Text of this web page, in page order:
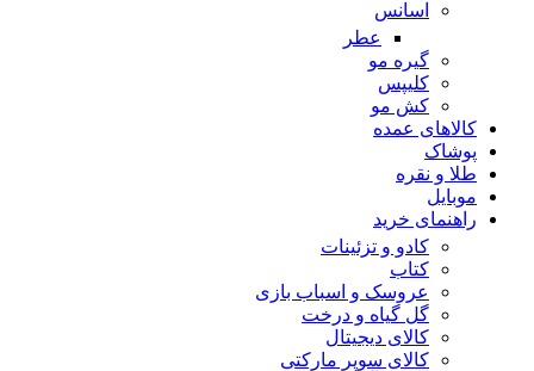
اسانس
عطر
گیره مو
کلیپس
کش مو
کالاهای عمده
پوشاک
طلا و نقره
موبایل
راهنمای خرید
کادو و تزئینات
کتاب
عروسک و اسباب بازی
گل گیاه و درخت
کالای دیجیتال
کالای سوپر مارکتی